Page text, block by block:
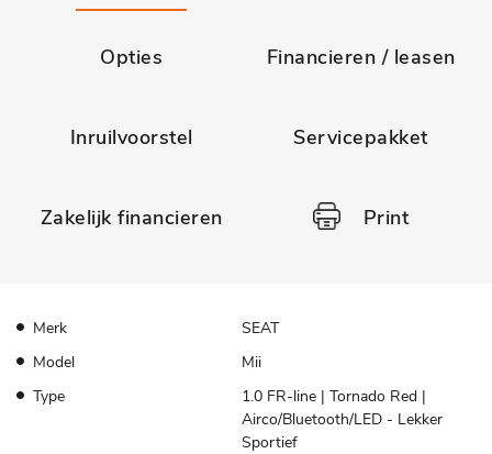
Opties Financieren / leasen
Inruilvoorstel Servicepakket
Zakelijk financieren Print
Merk
SEAT
Model
Mii
Type
1.0 FR-line | Tornado Red |
Airco/Bluetooth/LED - Lekker
Sportief